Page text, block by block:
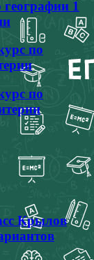
1
по
по
Крылов